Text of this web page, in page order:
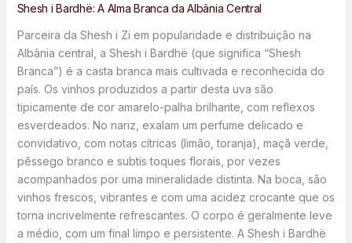
Shesh i Bardhë: A Alma Branca da Albânia Central
Parceira da Shesh i Zi em popularidade e distribuição na
Albânia central, a Shesh i Bardhë (que significa “Shesh
Branca”) é a casta branca mais cultivada e reconhecida do
país. Os vinhos produzidos a partir desta uva são
tipicamente de cor amarelo-palha brilhante, com reflexos
esverdeados. No nariz, exalam um perfume delicado e
convidativo, com notas cítricas (limão, toranja), maçã verde,
pêssego branco e subtis toques florais, por vezes
acompanhados por uma mineralidade distinta. Na boca, são
vinhos frescos, vibrantes e com uma acidez crocante que os
torna incrivelmente refrescantes. O corpo é geralmente leve
a médio, com um final limpo e persistente. A Shesh i Bardhë